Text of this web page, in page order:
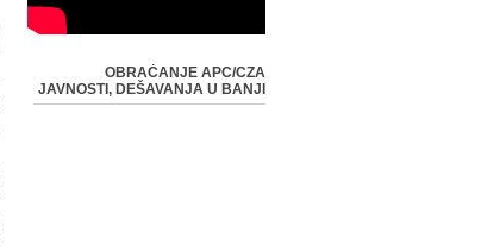
OBRAĆANJE APC/CZA
JAVNOSTI, DEŠAVANJA U BANJI